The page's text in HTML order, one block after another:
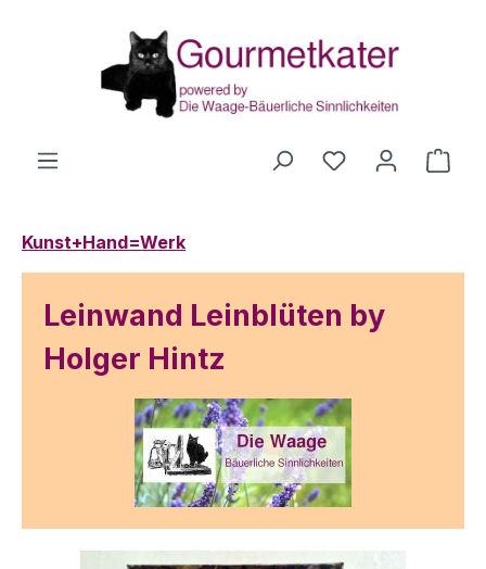
Zum Hauptinhalt springen
Du hast 0
Kunst+Hand=Werk
Leinwand Leinblüten by
Holger Hintz